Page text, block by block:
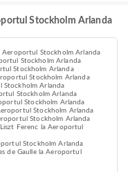
Stockholm Arlanda
Aeroportul Stockholm Arlanda
Stockholm Arlanda
Stockholm Arlanda
Stockholm Arlanda
Stockholm Arlanda
Stockholm Arlanda
Stockholm Arlanda
Stockholm Arlanda
Stockholm Arlanda
Ferenc la Aeroportul
Stockholm Arlanda
de Gaulle la Aeroportul